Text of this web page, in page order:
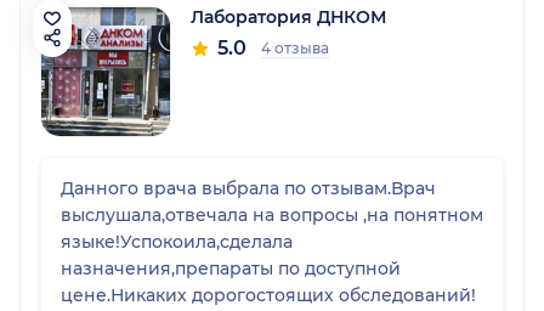
Лаборатория ДНКОМ
5.0 4 отзыва
Данного врача выбрала по отзывам.Врач
выслушала,отвечала на вопросы ,на понятном
языке!Успокоила,сделала
назначения,препараты по доступной
цене.Никаких дорогостоящих обследований!